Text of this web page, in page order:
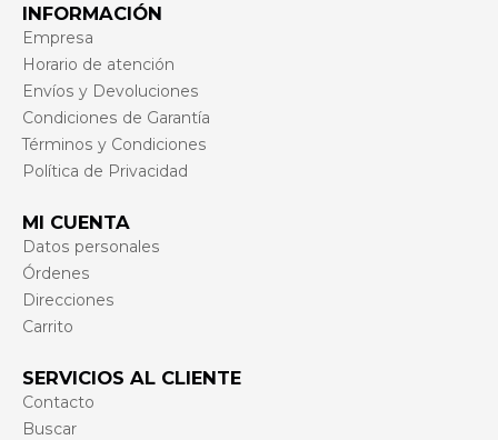
INFORMACIÓN
Empresa
Horario de atención
Envíos y Devoluciones
Condiciones de Garantía
Términos y Condiciones
Política de Privacidad
MI CUENTA
Datos personales
Órdenes
Direcciones
Carrito
SERVICIOS AL CLIENTE
Contacto
Buscar